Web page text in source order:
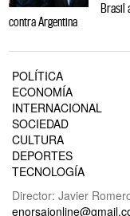
Brasil
contra Argentina
POLÍTICA
ECONOMÍA
INTERNACIONAL
SOCIEDAD
CULTURA
DEPORTES
TECNOLOGÍA
Director: Javier